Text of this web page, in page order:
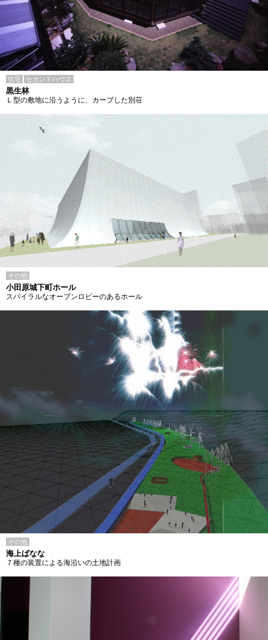
住宅 セカンドハウス
黒生林
Ｌ型の敷地に沿うように、カーブした別荘
その他
小田原城下町ホール
スパイラルなオープンロビーのあるホール
その他
海上ばなな
７種の装置による海沿いの土地計画